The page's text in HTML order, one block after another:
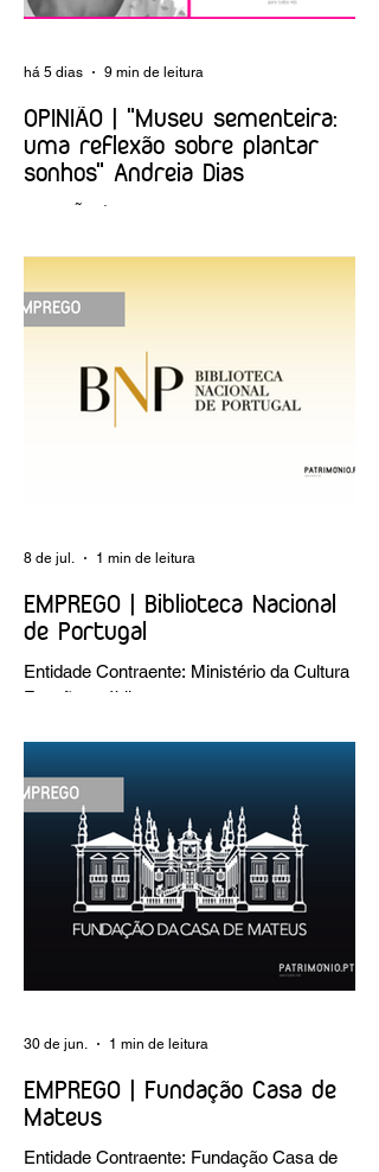
OPINIÃO | "Museu sementeira:
uma reflexão sobre plantar
sonhos" Andreia Dias
OPINIÃO | "Museu sementeira: uma
Dias
há 5 dias 9 min de leitura
EMPREGO | Biblioteca Nacional
de Portugal
Entidade Contraente: Ministério da Cultura
Funções públicas por tempo
trabalho: execução de intervenções de
conservação e restauro; restauro de
encadernação antiga e/ou corrente;
realização de acondicionamentos para as
espécies bibliográficas intervencionadas;
execução dos programas de conservação
preventiva; produção de fichas de
8 de jul. 1 min de leitura
EMPREGO | Fundação Casa de
Mateus
Entidade Contraente: Fundação Casa de
30 de jun. 1 min de leitura